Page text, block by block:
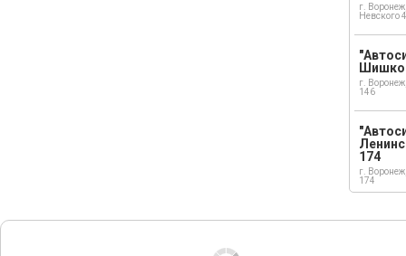
г.
Невского
г.
146
174
г.
174